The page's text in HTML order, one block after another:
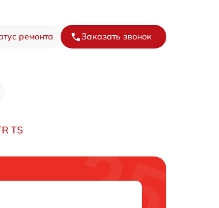
ремонта Заказать звонок
TS